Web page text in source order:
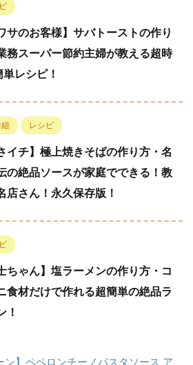
サのお客様】サバトーストの作り
務スーパー節約主婦が教える超時
レシピ！
レシピ
イチ】極上焼きそばの作り方・名
の絶品ソースが家庭でできる！教
店さん！永久保存版！
ちゃん】塩ラーメンの作り方・コ
食材だけで作れる超簡単の絶品ラ
！
ン】ペペロンチーノパスタソース ア